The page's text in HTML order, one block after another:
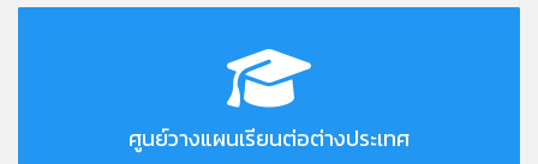
ศูนย์วางแผนเรียนต่อต่างประเทศ